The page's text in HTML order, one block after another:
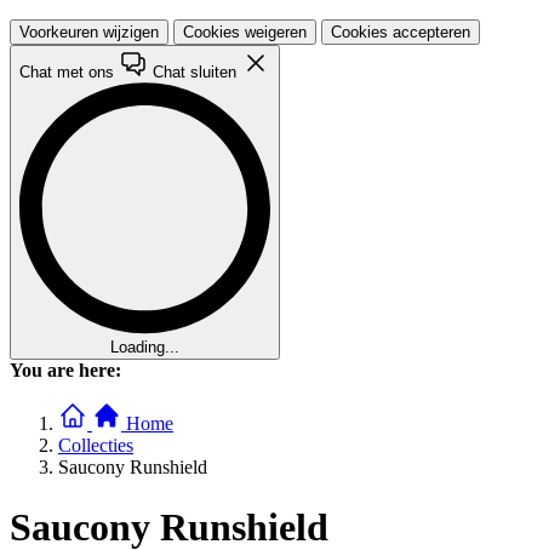
Voorkeuren wijzigen Cookies weigeren Cookies accepteren
Chat met ons Chat sluiten
Loading...
You are here:
Home
Collecties
Saucony Runshield
Saucony Runshield